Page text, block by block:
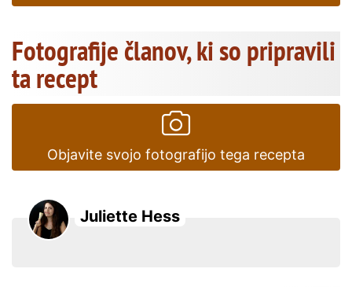
Fotografije članov, ki so pripravili
ta recept
Objavite svojo fotografijo tega recepta
Juliette Hess